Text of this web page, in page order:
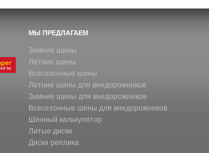
МЫ ПРЕДЛАГАЕМ
Зимние шины
Летние шины
Всесезонные шины
Летние шины для внедорожников
Зимние шины для внедорожников
Всесезонные шины для внедорожников
Шинный калькулятор
Литые диски
Диски реплика